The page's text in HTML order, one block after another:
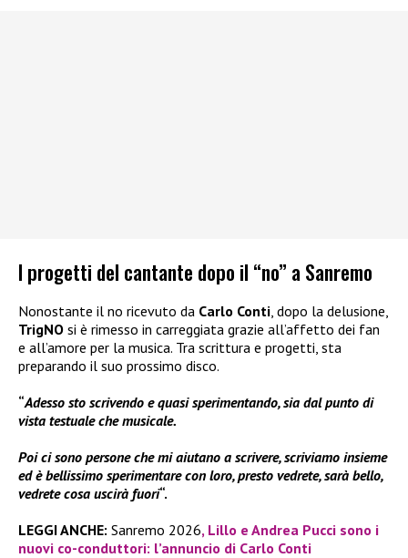
I progetti del cantante dopo il “no” a Sanremo
Nonostante il no ricevuto da Carlo Conti , dopo la delusione,
TrigNO si è rimesso in carreggiata grazie all’affetto dei fan
e all’amore per la musica. Tra scrittura e progetti, sta
preparando il suo prossimo disco.
“Adesso sto scrivendo e quasi sperimentando, sia dal punto di
vista testuale che musicale.
Poi ci sono persone che mi aiutano a scrivere, scriviamo insieme
ed è bellissimo sperimentare con loro, presto vedrete, sarà bello,
vedrete cosa uscirà fuori“.
LEGGI ANCHE: Sanremo 2026, Lillo e Andrea Pucci sono i
nuovi co-conduttori: l’annuncio di Carlo Conti